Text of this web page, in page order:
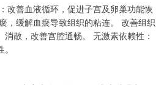
改善血液循环，促进子宫及卵巢功能恢
，缓解血瘀导致组织的粘连。 改善组织
散，改善宫腔通畅。 无激素依赖性：